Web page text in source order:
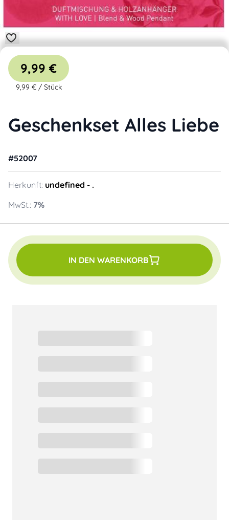
Geschenkset Alles Liebe
#52007
Herkunft: undefined - .
MwSt.: 7%
9,99 €
9,99 €/ Stück
IN DEN WARENKORB